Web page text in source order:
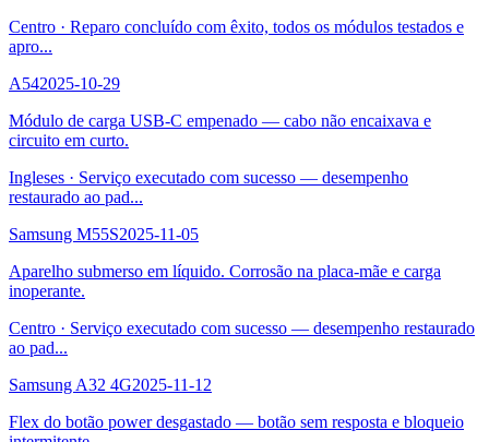
Centro · Reparo concluído com êxito, todos os módulos testados e
apro...
A542025-10-29
Módulo de carga USB-C empenado — cabo não encaixava e
circuito em curto.
Ingleses · Serviço executado com sucesso — desempenho
restaurado ao pad...
Samsung M55S2025-11-05
Aparelho submerso em líquido. Corrosão na placa-mãe e carga
inoperante.
Centro · Serviço executado com sucesso — desempenho restaurado
ao pad...
Samsung A32 4G2025-11-12
Flex do botão power desgastado — botão sem resposta e bloqueio